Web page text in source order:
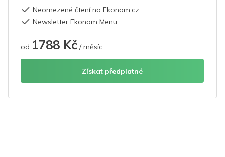
Neomezené čtení na Ekonom.cz
Newsletter Ekonom Menu
od 1788 Kč / měsíc
Získat předplatné